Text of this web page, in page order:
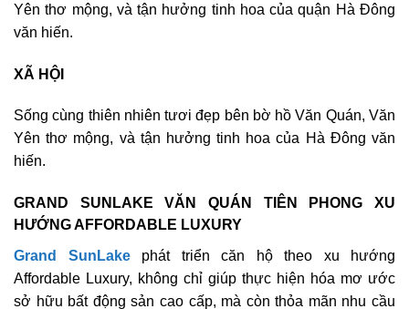
Yên thơ mộng, và tận hưởng tinh hoa của quận Hà Đông
văn hiến.
XÃ HỘI
Sống cùng thiên nhiên tươi đẹp bên bờ hồ Văn Quán, Văn
Yên thơ mộng, và tận hưởng tinh hoa của Hà Đông văn
hiến.
GRAND SUNLAKE VĂN QUÁN TIÊN PHONG XU
HƯỚNG AFFORDABLE LUXURY
Grand SunLakephát triển căn hộ theo xu hướng
Affordable Luxury, không chỉ giúp thực hiện hóa mơ ước
sở hữu bất động sản cao cấp, mà còn thỏa mãn nhu cầu